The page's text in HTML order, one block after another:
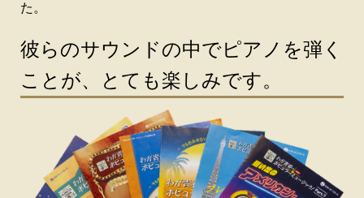
た。
彼らのサウンドの中でピアノを弾く
ことが、とても楽しみです。